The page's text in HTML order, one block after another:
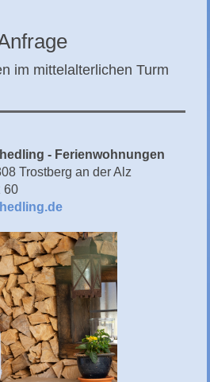
im mittelalterlichen Turm
- Ferienwohnungen
Trostberg an der Alz
60